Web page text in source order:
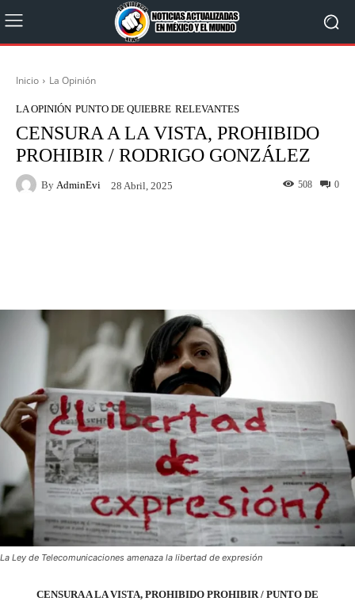
Inicio La Opinión
LA OPINIÓN PUNTO DE QUIEBRE RELEVANTES
CENSURA A LA VISTA, PROHIBIDO
PROHIBIR / RODRIGO GONZÁLEZ
By AdminEvi 28 Abril, 2025 0
508
La Ley de Telecomunicaciones amenaza la libertad de expresión
CENSURA A LA VISTA, PROHIBIDO PROHIBIR / PUNTO DE